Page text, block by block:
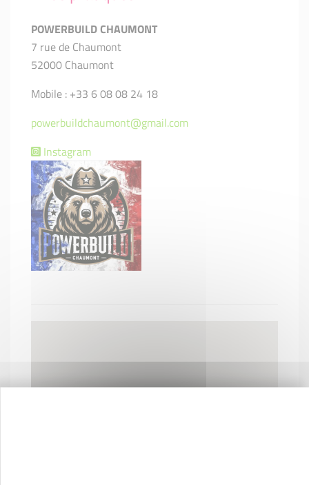
POWERBUILD CHAUMONT
7 rue de Chaumont
52000 Chaumont
Mobile : +33 6 08 08 24 18
powerbuildchaumont@gmail.com
Instagram